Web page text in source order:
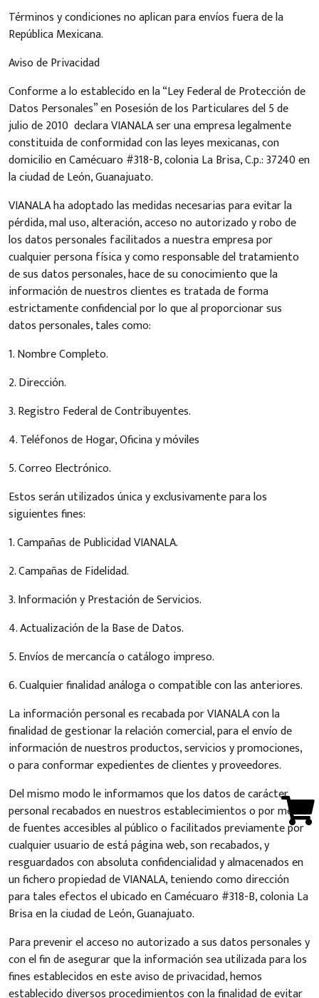
Términos y condiciones no aplican para envíos fuera de la
República Mexicana.
Aviso de Privacidad
Conforme a lo establecido en la “Ley Federal de Protección de
Datos Personales” en Posesión de los Particulares del 5 de
julio de 2010 declara VIANALA ser una empresa legalmente
constituida de conformidad con las leyes mexicanas, con
domicilio en Camécuaro #318-B, colonia La Brisa, C.p.: 37240 en
la ciudad de León, Guanajuato.
VIANALA ha adoptado las medidas necesarias para evitar la
pérdida, mal uso, alteración, acceso no autorizado y robo de
los datos personales facilitados a nuestra empresa por
cualquier persona física y como responsable del tratamiento
de sus datos personales, hace de su conocimiento que la
información de nuestros clientes es tratada de forma
estrictamente confidencial por lo que al proporcionar sus
datos personales, tales como:
1. Nombre Completo.
2. Dirección.
3. Registro Federal de Contribuyentes.
4. Teléfonos de Hogar, Oficina y móviles
5. Correo Electrónico.
Estos serán utilizados única y exclusivamente para los
siguientes fines:
1. Campañas de Publicidad VIANALA.
2. Campañas de Fidelidad.
3. Información y Prestación de Servicios.
4. Actualización de la Base de Datos.
5. Envíos de mercancía o catálogo impreso.
6. Cualquier finalidad análoga o compatible con las anteriores.
La información personal es recabada por VIANALA con la
finalidad de gestionar la relación comercial, para el envío de
información de nuestros productos, servicios y promociones,
o para conformar expedientes de clientes y proveedores.
Del mismo modo le informamos que los datos de carácter
personal recabados en nuestros establecimientos o por medio
de fuentes accesibles al público o facilitados previamente por
cualquier usuario de está página web, son recabados, y
resguardados con absoluta confidencialidad y almacenados en
un fichero propiedad de VIANALA, teniendo como dirección
para tales efectos el ubicado en Camécuaro #318-B, colonia La
Brisa en la ciudad de León, Guanajuato.
Para prevenir el acceso no autorizado a sus datos personales y
con el fin de asegurar que la información sea utilizada para los
fines establecidos en este aviso de privacidad, hemos